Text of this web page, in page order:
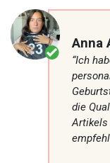
Anna
“Ich
die
Artikels